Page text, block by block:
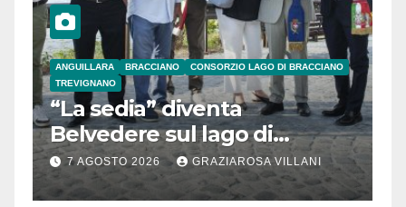
ANGUILLARA BRACCIANO
CONSORZIO LAGO DI BRACCIANO
TREVIGNANO
“La sedia” diventa
Belvedere sul lago di
Bracciano: ieri
l’inaugurazione
7 AGOSTO 2026 GRAZIAROSA VILLANI